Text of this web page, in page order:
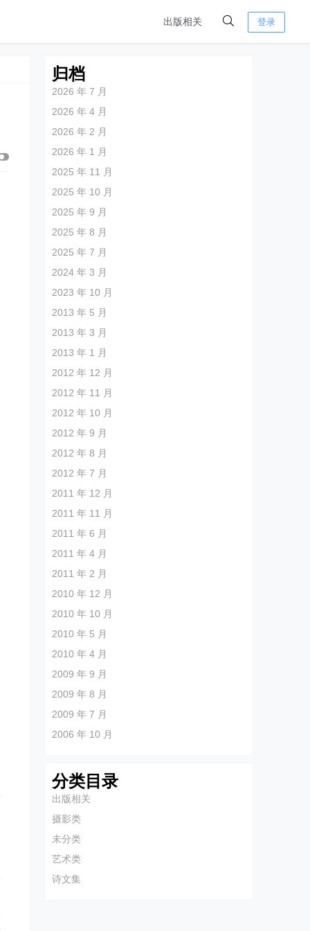
出版相关 登录
归档
2026 年 7 月
2026 年 4 月
2026 年 2 月
2026 年 1 月
2025 年 11 月
2025 年 10 月
2025 年 9 月
2025 年 8 月
2025 年 7 月
2024 年 3 月
2023 年 10 月
2013 年 5 月
2013 年 3 月
2013 年 1 月
2012 年 12 月
2012 年 11 月
2012 年 10 月
2012 年 9 月
2012 年 8 月
2012 年 7 月
2011 年 12 月
2011 年 11 月
2011 年 6 月
2011 年 4 月
2011 年 2 月
2010 年 12 月
2010 年 10 月
2010 年 5 月
2010 年 4 月
2009 年 9 月
2009 年 8 月
2009 年 7 月
2006 年 10 月
分类目录
出版相关
摄影类
未分类
艺术类
诗文集